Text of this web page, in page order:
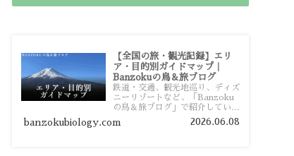
【全国の旅・観光記録】エリ
ア・目的別ガイドマップ｜
Banzokuの鳥＆旅ブログ
鉄道・交通、観光地巡り、ディズ
ニーリゾートなど、「Banzoku
の鳥＆旅ブログ」で紹介している
全国の旅行・観光記録をエリアや
目的別に整理しました。あなたが
banzokubiology.com 2026.06.08